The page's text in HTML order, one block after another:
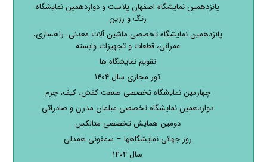
پانزدهمین نمایشگاه اصفهان پلاست و دوازدهمین نمایشگاه
رنگ و رزین
پانزدهمین نمایشگاه تخصصی ماشین آلات معدنی، راهسازی،
عمرانی، قطعات و تجهیزات وابسته
تقویم نمایشگاه ها
تور مجازی سال ۱۴۰۴
چهارمین نمایشگاه تخصصی صنعت کفش، کیف، چرم
دوازدهمین نمایشگاه تخصصی مبلمان مدرن و صادراتی
دومین همایش تخصصی متالکس
روز جهانی نمایشگاهها – سمفونی همدلی
سال ۱۴۰۴